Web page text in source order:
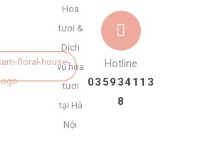
Hoa
tươi &
Dịch
vụ hoa
tươi
tại Hà
Nội
Hotline
035934113
8